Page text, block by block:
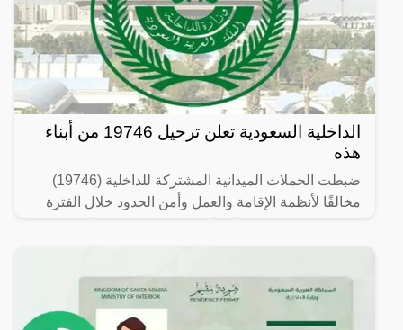
الداخلية السعودية تعلن ترحيل 19746 من أبناء
هذه
ضبطت الحملات الميدانية المشتركة للداخلية (19746)
مخالفًا لأنظمة الإقامة والعمل وأمن الحدود خلال الفترة